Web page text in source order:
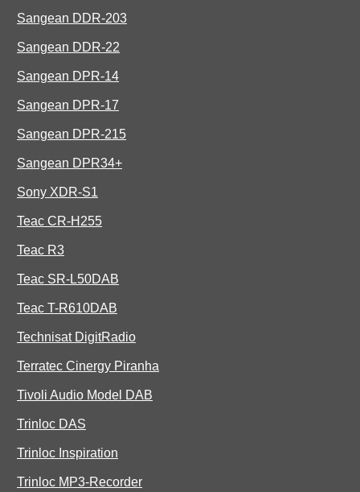
Sangean DDR-203
Sangean DDR-22
Sangean DPR-14
Sangean DPR-17
Sangean DPR-215
Sangean DPR34+
Sony XDR-S1
Teac CR-H255
Teac R3
Teac SR-L50DAB
Teac T-R610DAB
Technisat DigitRadio
Terratec Cinergy Piranha
Tivoli Audio Model DAB
Trinloc DAS
Trinloc Inspiration
Trinloc MP3-Recorder